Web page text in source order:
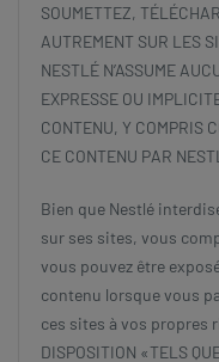
SOUMETTEZ,
AUTREMENT SUR LES
NESTLÉ N’ASSUME
EXPRESSE OU
CONTENU, Y COMPRIS
CE CONTENU PAR
Bien que Nestlé
sur ses sites, vous
vous pouvez être
contenu lorsque vous
ces sites à vos propres
DISPOSITION «TELS